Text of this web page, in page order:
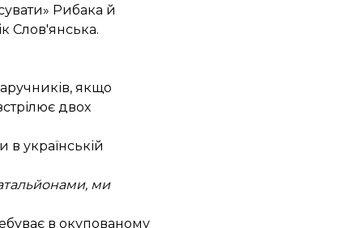
Рибака й
Слов'янська.
якщо
двох
в українській
ми
в окупованому